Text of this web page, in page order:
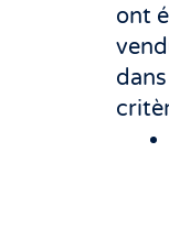
ont